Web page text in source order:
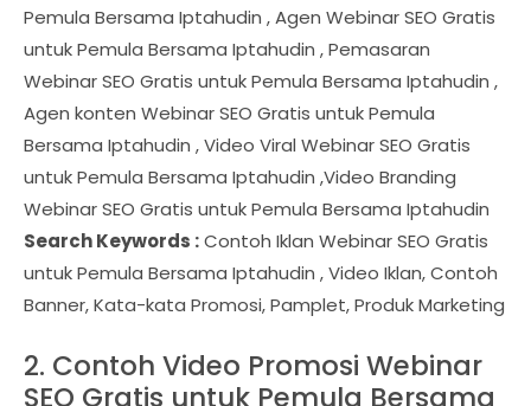
Pemula Bersama Iptahudin , Agen Webinar SEO Gratis
untuk Pemula Bersama Iptahudin , Pemasaran
Webinar SEO Gratis untuk Pemula Bersama Iptahudin ,
Agen konten Webinar SEO Gratis untuk Pemula
Bersama Iptahudin , Video Viral Webinar SEO Gratis
untuk Pemula Bersama Iptahudin ,Video Branding
Webinar SEO Gratis untuk Pemula Bersama Iptahudin
Search Keywords :Contoh Iklan Webinar SEO Gratis
untuk Pemula Bersama Iptahudin , Video Iklan, Contoh
Banner, Kata-kata Promosi, Pamplet, Produk Marketing
2. Contoh Video Promosi Webinar
SEO Gratis untuk Pemula Bersama